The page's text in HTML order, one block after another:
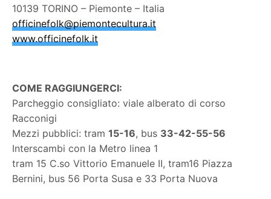
10139 TORINO – Piemonte – Italia
officinefolk@piemontecultura.it
www.officinefolk.it
COME RAGGIUNGERCI:
Parcheggio consigliato: viale alberato di corso
Racconigi
Mezzi pubblici: tram15-16, bus 33-42-55-56
Interscambi con la Metro linea 1
tram 15 C.so Vittorio Emanuele II, tram16 Piazza
Bernini, bus 56 Porta Susa e 33 Porta Nuova